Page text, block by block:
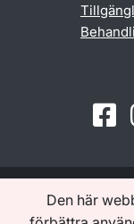
Den här